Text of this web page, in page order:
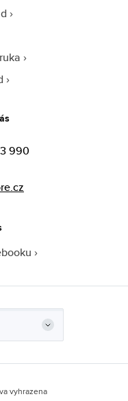
990
vyhrazena